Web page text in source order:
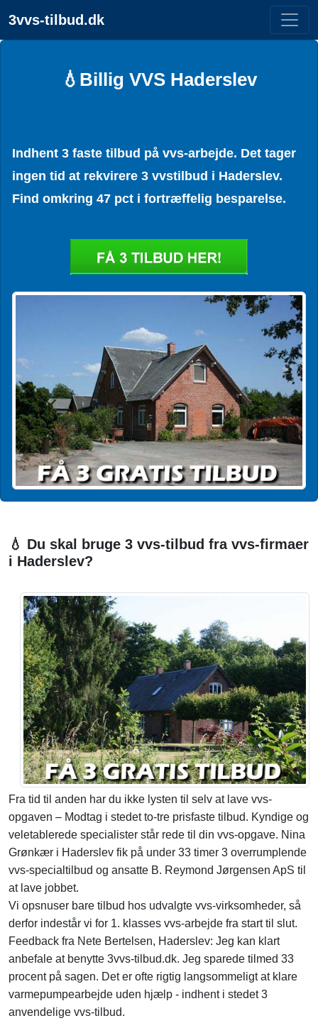
3vvs-tilbud.dk
💧Billig VVS Haderslev
Indhent 3 faste tilbud på vvs-arbejde. Det tager
ingen tid at rekvirere 3 vvstilbud i Haderslev.
Find omkring 47 pct i fortræffelig besparelse.
💧 Du skal bruge 3 vvs-tilbud fra vvs-firmaer
i Haderslev?
Fra tid til anden har du ikke lysten til selv at lave vvs-
opgaven – Modtag i stedet to-tre prisfaste tilbud. Kyndige og
veletablerede specialister står rede til din vvs-opgave. Nina
Grønkær i Haderslev fik på under 33 timer 3 overrumplende
vvs-specialtilbud og ansatte B. Reymond Jørgensen ApS til
at lave jobbet.
Vi opsnuser bare tilbud hos udvalgte vvs-virksomheder, så
derfor indestår vi for 1. klasses vvs-arbejde fra start til slut.
Feedback fra Nete Bertelsen, Haderslev: Jeg kan klart
anbefale at benytte 3vvs-tilbud.dk. Jeg sparede tilmed 33
procent på sagen. Det er ofte rigtig langsommeligt at klare
varmepumpearbejde uden hjælp - indhent i stedet 3
anvendelige vvs-tilbud.